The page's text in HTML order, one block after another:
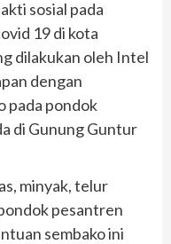
sosial pada
19 di kota
dilakukan oleh Intel
dengan
pada pondok
di Gunung Guntur
minyak, telur
pesantren
sembako ini